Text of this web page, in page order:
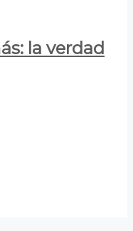
la verdad